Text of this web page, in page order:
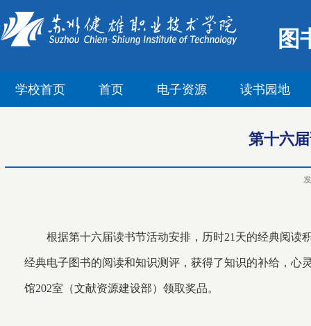
图
学校首页 首页 电子资源 读书园地
第十六
根据第十六届读书节活动安排，历时21 天的经典阅读
经典电子图书的阅读和知识测评，获得了知识的补给，心
馆202室（文献资源建设部）领取奖品。